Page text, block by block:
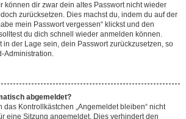
können dir zwar dein altes Passwort nicht wieder
zurücksetzen. Dies machst du, indem du auf der
mein Passwort vergessen“ klickst und den
du dich schnell wieder anmelden können.
in der Lage sein, dein Passwort zurückzusetzen, so
Administration.
abgemeldet?
das Kontrollkästchen „Angemeldet bleiben“ nicht
eine Sitzung angemeldet. Dies verhindert den